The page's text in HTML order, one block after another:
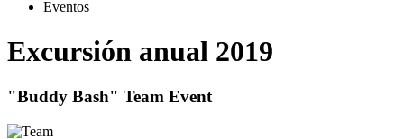
Eventos
Excursión anual 2019
"Buddy Bash" Team Event